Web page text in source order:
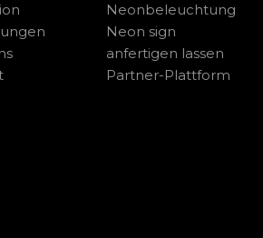
Neonbeleuchtung
Neon sign
anfertigen lassen
Partner-Plattform